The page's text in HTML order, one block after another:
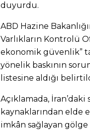
duyurdu.
ABD Hazine
Varlıkların Kontrolü
ekonomik güvenlik”
yönelik baskının
listesine aldığı
Açıklamada,
kaynaklarından elde
imkân sağlayan gölge